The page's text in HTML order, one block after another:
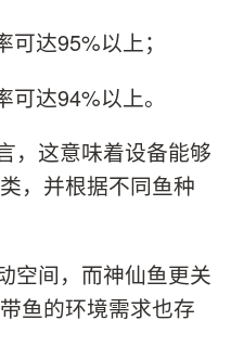
达95%以上；
达94%以上。
，这意味着设备能够
，并根据不同鱼种
空间，而神仙鱼更关
鱼的环境需求也存